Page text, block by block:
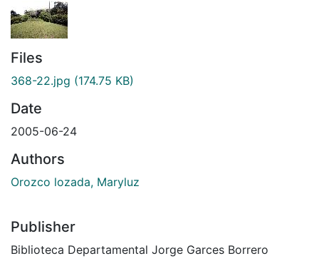
Files
368-22.jpg (174.75 KB)
Date
2005-06-24
Authors
Orozco lozada, Maryluz
Publisher
Biblioteca Departamental Jorge Garces Borrero